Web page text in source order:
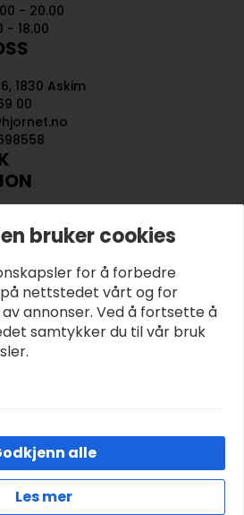
- 20.00
- 18.00
1830 Askim
00
BETINGELSER
– Utviklet og designet av
bruker cookies
for å forbedre
nettstedet vårt og for
annonser. Ved å fortsette å
samtykker du til vår bruk
Les mer
alle